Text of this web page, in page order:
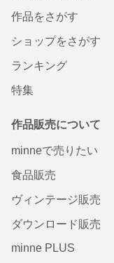
作品をさがす
ショップをさがす
ランキング
特集
作品販売について
minneで売りたい
食品販売
ヴィンテージ販売
ダウンロード販売
minne PLUS